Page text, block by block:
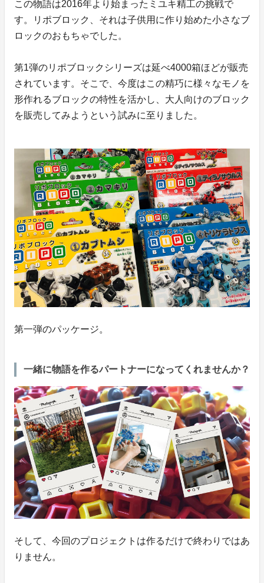
この物語は2016年より始まったミユキ精工の挑戦で
す。リポブロック、それは子供用に作り始めた小さなブ
ロックのおもちゃでした。
第1弾のリポブロックシリーズは延べ4000箱ほどが販売
されています。そこで、今度はこの精巧に様々なモノを
形作れるブロックの特性を活かし、大人向けのブロック
を販売してみようという試みに至りました。
第一弾のパッケージ。
一緒に物語を作るパートナーになってくれませんか？
そして、今回のプロジェクトは作るだけで終わりではあ
りません。